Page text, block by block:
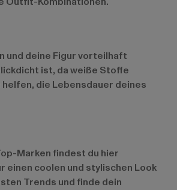
und deine Figur vorteilhaft
ist, da weiße Stoffe
die Lebensdauer deines
Marken findest du hier
coolen und stylischen Look
Trends und finde dein